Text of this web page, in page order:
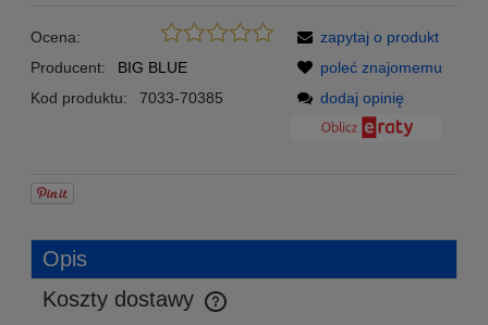
Ocena:
Producent:
BIG BLUE
Kod produktu:
7033-70385
zapytaj o produkt
poleć znajomemu
dodaj opinię
Opis
Koszty dostawy
Cena nie zawiera ewentualnych kosztów płatności